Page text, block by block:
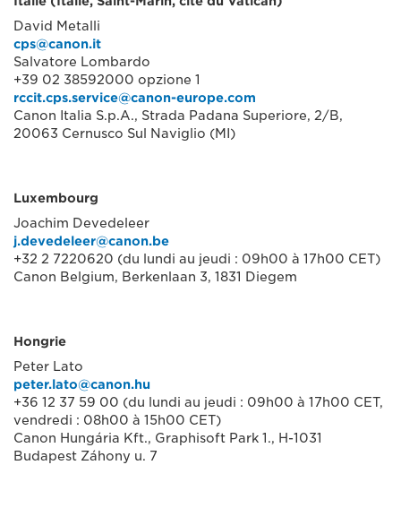
David Metalli
cps@canon.it
Salvatore Lombardo
+39 02 38592000 opzione 1
rccit.cps.service@canon-europe.com
Canon Italia S.p.A., Strada Padana Superiore, 2/B,
20063 Cernusco Sul Naviglio (MI)
Luxembourg
Joachim Devedeleer
j.devedeleer@canon.be
+32 2 7220620 (du lundi au jeudi : 09h00 à 17h00 CET)
Canon Belgium, Berkenlaan 3, 1831 Diegem
Hongrie
Peter Lato
peter.lato@canon.hu
+36 12 37 59 00 (du lundi au jeudi : 09h00 à 17h00 CET,
vendredi : 08h00 à 15h00 CET)
Canon Hungária Kft., Graphisoft Park 1., H-1031
Budapest Záhony u. 7